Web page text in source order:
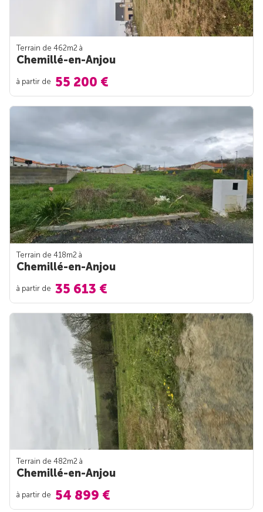
Terrain de 462m2 à
Chemillé-en-Anjou
à partir de 55 200 €
Terrain de 418m2 à
Chemillé-en-Anjou
à partir de 35 613 €
Terrain de 482m2 à
Chemillé-en-Anjou
à partir de 54 899 €